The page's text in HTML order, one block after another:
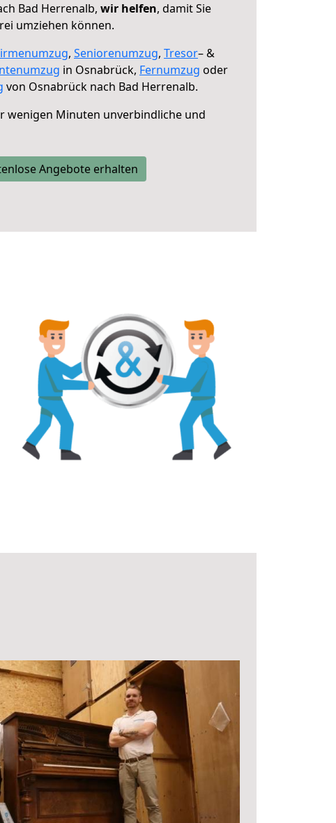
Bad Herrenalb, wir helfen, damit Sie
umziehen können.
, Seniorenumzug, Tresor– &
in Osnabrück, Fernumzug oder
von Osnabrück nach Bad Herrenalb.
wenigen Minuten unverbindliche und
Angebote erhalten